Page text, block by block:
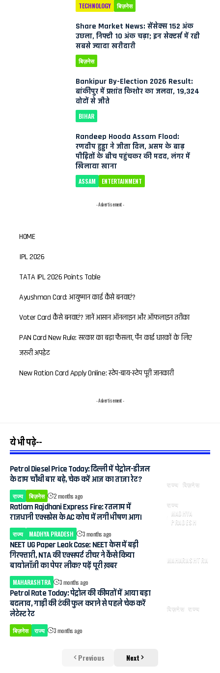
TECHNOLOGY बिज़नेस
Share Market News: सेंसेक्स 152 अंक
उछला, निफ्टी 10 अंक चढ़ा; इन सेक्टर्स में रही
सबसे ज्यादा खरीदारी
बिज़नेस
Bankipur By-Election 2026 Result:
बांकीपुर में प्रशांत किशोर का जलवा, 19,324
वोटों से जीते
BIHAR
Randeep Hooda Assam Flood:
रणदीप हुड्डा ने जीता दिल, असम के बाढ़
पीड़ितों के बीच पहुंचकर की मदद, लंगर में
खिलाया खाना
ASSAM ENTERTAINMENT
- Advertisement -
HOME
IPL 2026
TATA IPL 2026 Points Table
Ayushman Card: आयुष्मान कार्ड कैसे बनवाएं?
Voter Card कैसे बनवाएं? जानें आसान ऑनलाइन और ऑफलाइन तरीका
PAN Card New Rule: सरकार का बड़ा फैसला, पैन कार्ड धारकों के लिए
जरूरी अपडेट
New Ration Card Apply Online: स्टेप-बाय-स्टेप पूरी जानकारी
- Advertisement -
ये भी पढ़े--
राज्य बिज़नेस
Petrol Diesel Price Today: दिल्ली में पेट्रोल-डीजल
के दाम चौथी बार बढ़े, चेक करें आज का ताजा रेट?
राज्य बिज़नेस
2 months ago
राज्य
MADHYA
PRADESH
Ratlam Rajdhani Express Fire: रतलाम में
राजधानी एक्सप्रेस के AC कोच में लगी भीषण आग।
राज्य MADHYA PRADESH 3 months ago
MAHARASHTRA
NEET UG Paper Leak Case: NEET केस में बड़ी
गिरफ्तारी, NTA की एक्सपर्ट टीचर ने कैसे किया
बायोलॉजी का पेपर लीक? पढ़ें पूरी ख़बर
MAHARASHTRA 3 months ago
बिज़नेस राज्य
Petrol Rate Today: पेट्रोल की कीमतों में आया बड़ा
बदलाव, गाड़ी की टंकी फुल कराने से पहले चेक करें
लेटेस्ट रेट
बिज़नेस राज्य 3 months ago
Previous Next